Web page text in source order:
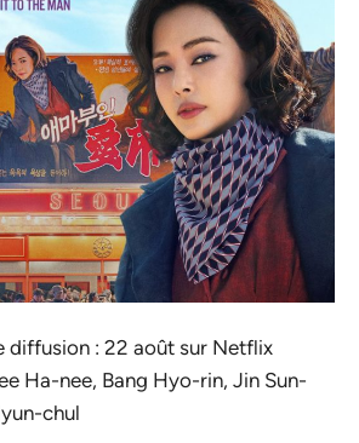
diffusion : 22 août sur Netflix
Ha-nee, Bang Hyo-rin, Jin Sun-
chul